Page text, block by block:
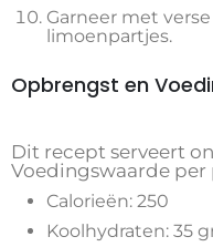
Garneer met
limoenpartjes.
Opbrengst en
Dit recept serveert
Voedingswaarde per
Calorieën: 250
Koolhydraten: 35